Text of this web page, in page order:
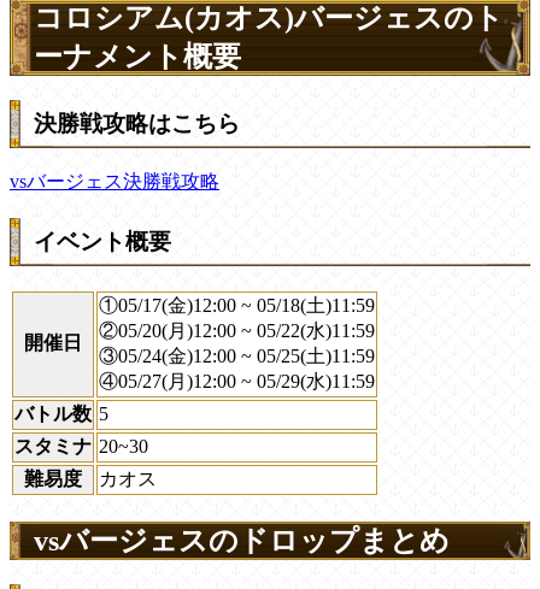
コロシアム(カオス)バージェスのト
ーナメント概要
決勝戦攻略はこちら
vsバージェス決勝戦攻略
イベント概要
開催日
①05/17(金)12:00 ~ 05/18(土)11:59
②05/20(月)12:00 ~ 05/22(水)11:59
③05/24(金)12:00 ~ 05/25(土)11:59
④05/27(月)12:00 ~ 05/29(水)11:59
バトル数 5
スタミナ 20~30
難易度
カオス
vsバージェスのドロップまとめ